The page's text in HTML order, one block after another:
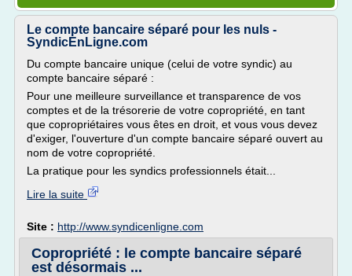
Le compte bancaire séparé pour les nuls -
SyndicEnLigne.com
Du compte bancaire unique (celui de votre syndic) au
compte bancaire séparé :
Pour une meilleure surveillance et transparence de vos
comptes et de la trésorerie de votre copropriété, en tant
que copropriétaires vous êtes en droit, et vous vous devez
d'exiger, l'ouverture d'un compte bancaire séparé ouvert au
nom de votre copropriété.
La pratique pour les syndics professionnels était...
Lire la suite
Site : http://www.syndicenligne.com
Copropriété : le compte bancaire séparé
est désormais ...